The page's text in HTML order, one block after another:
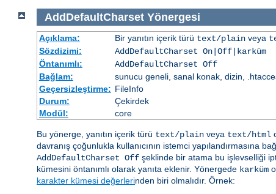
AddDefaultCharsetYönergesi
Açıklama: Bir yanıtın içerik türü text/plainveya
Sözdizimi:
AddDefaultCharset On|Off| karküm
Öntanımlı:
AddDefaultCharset Off
Bağlam:
sunucu geneli, sanal konak, dizin,
Geçersizleştirme: FileInfo
Durum:
Çekirdek
Modül:
core
Bu yönerge, yanıtın içerik türü text/plain veya text/html
davranış çoğunlukla kullanıcının istemci yapılandırmasına
AddDefaultCharset Off şeklinde bir atama bu işlevselliği
kümesini öntanımlı olarak yanıta eklenir. Yönergede karküm
karakter kümesi değerlerinden biri olmalıdır. Örnek: